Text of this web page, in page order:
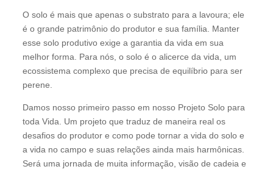
O solo é mais que apenas o substrato para a lavoura; ele
é o grande patrimônio do produtor e sua família. Manter
esse solo produtivo exige a garantia da vida em sua
melhor forma. Para nós, o solo é o alicerce da vida, um
ecossistema complexo que precisa de equilíbrio para ser
perene.
Damos nosso primeiro passo em nosso Projeto Solo para
toda Vida. Um projeto que traduz de maneira real os
desafios do produtor e como pode tornar a vida do solo e
a vida no campo e suas relações ainda mais harmônicas.
Será uma jornada de muita informação, visão de cadeia e